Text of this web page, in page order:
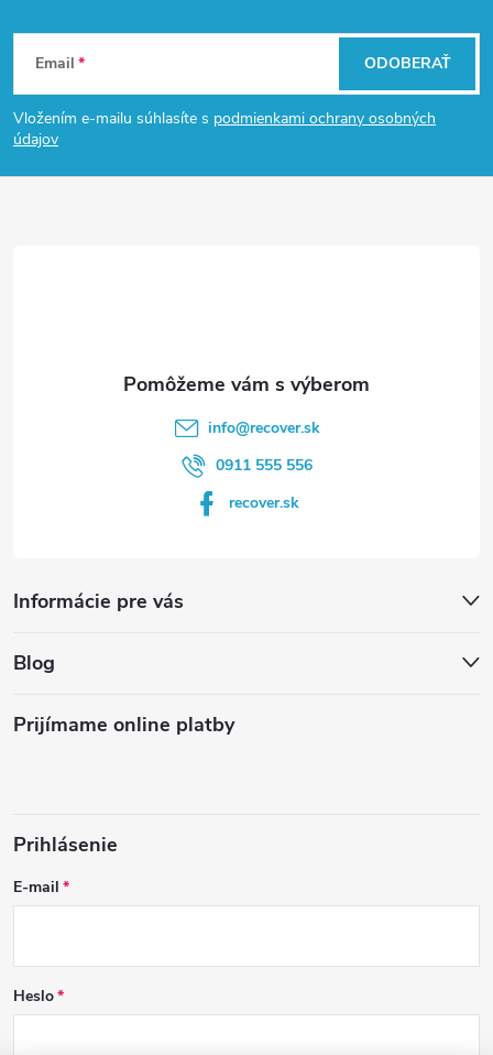
Z
á
p
Email
Vložením e-mailu súhlasíte s podmienkami ochrany osobných
údajov
ODOBERAŤ
info@recover.sk
0911 555 556
recover.sk
Informácie pre vás
Blog
Prijímame online platby
Prihlásenie
E-mail
Heslo